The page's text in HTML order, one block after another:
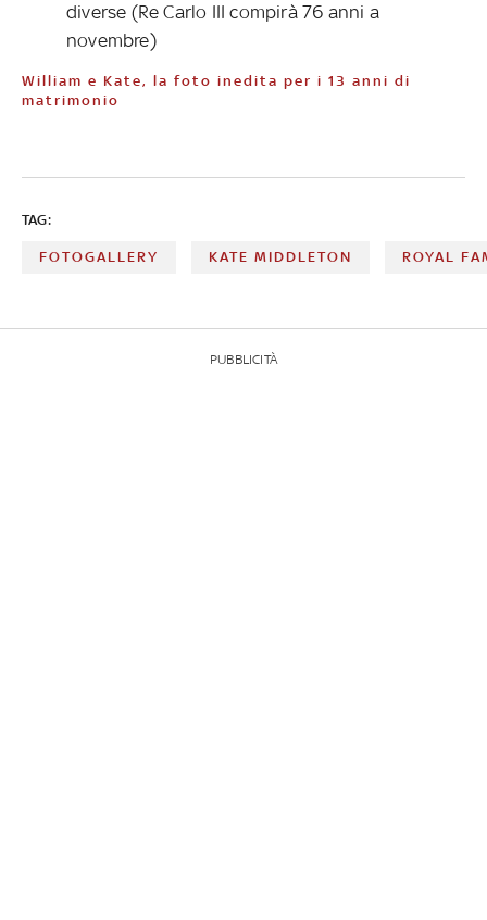
diverse (Re Carlo III compirà 76 anni a
novembre)
William e Kate, la foto inedita per i 13 anni di
matrimonio
TAG:
FOTOGALLERY KATE MIDDLETON ROYAL
PUBBLICITÀ